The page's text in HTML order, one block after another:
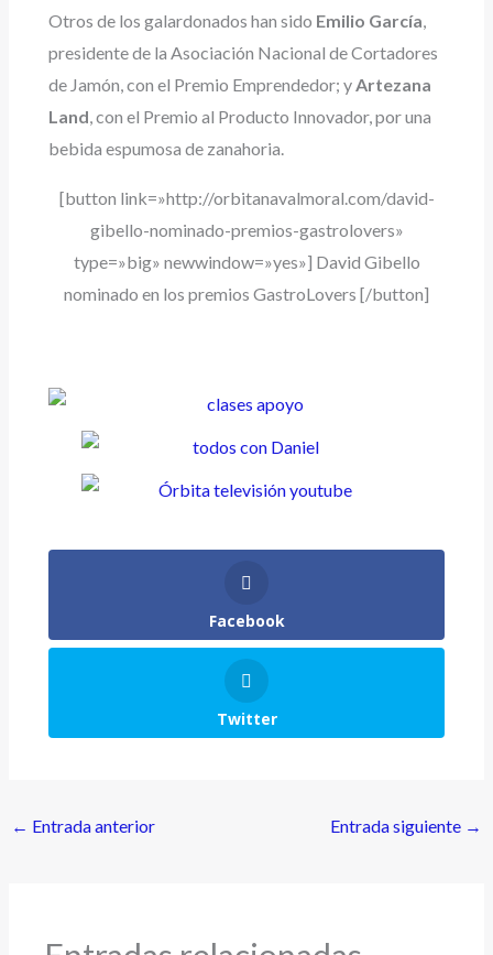
Otros de los galardonados han sido Emilio García,
presidente de la Asociación Nacional de Cortadores
de Jamón, con el Premio Emprendedor; yArtezana
Land, con el Premio al Producto Innovador, por una
bebida espumosa de zanahoria.
[button link=»http://orbitanavalmoral.com/david-
gibello-nominado-premios-gastrolovers»
type=»big» newwindow=»yes»] David Gibello
nominado en los premios GastroLovers [/button]
Facebook
Twitter
← Entrada anterior Entrada siguiente →